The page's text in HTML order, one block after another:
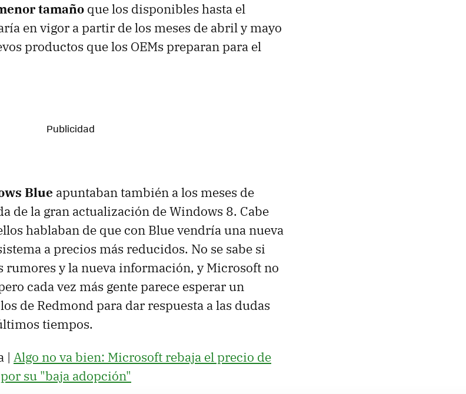
tamaño que los disponibles hasta el
en vigor a partir de los meses de abril y mayo
productos que los OEMs preparan para el
Blue apuntaban también a los meses de
de la gran actualización de Windows 8. Cabe
hablaban de que con Blue vendría una nueva
a precios más reducidos. No se sabe si
rumores y la nueva información, y Microsoft no
cada vez más gente parece esperar un
de Redmond para dar respuesta a las dudas
tiempos.
| Algo no va bien: Microsoft rebaja el precio de
su "baja adopción"